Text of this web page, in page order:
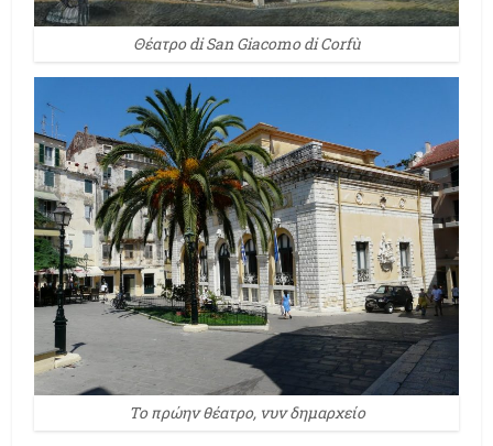
Θέατρο di San Giacomo di Corfù
Το πρώην θέατρο, νυν δημαρχείο